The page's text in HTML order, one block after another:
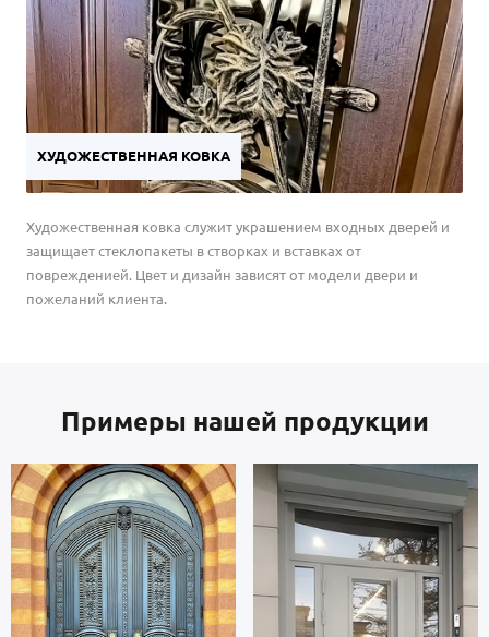
ХУДОЖЕСТВЕННАЯ КОВКА
Художественная ковка служит украшением входных дверей и
защищает стеклопакеты в створках и вставках от
поврежденией. Цвет и дизайн зависят от модели двери и
пожеланий клиента.
Примеры нашей продукции